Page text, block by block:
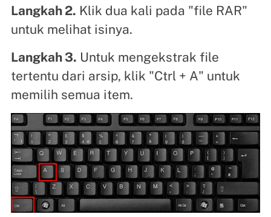
Langkah 2. Klik dua kali pada "file RAR"
untuk melihat isinya.
Langkah 3. Untuk mengekstrak file
tertentu dari arsip, klik "Ctrl + A" untuk
memilih semua item.